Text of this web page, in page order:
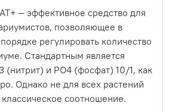
— эффективное средство для
позволяющее в
регулировать количество
Стандартным является
(нитрит) и PO4 (фосфат) 10/1, как
Однако не для всех растений
соотношение.